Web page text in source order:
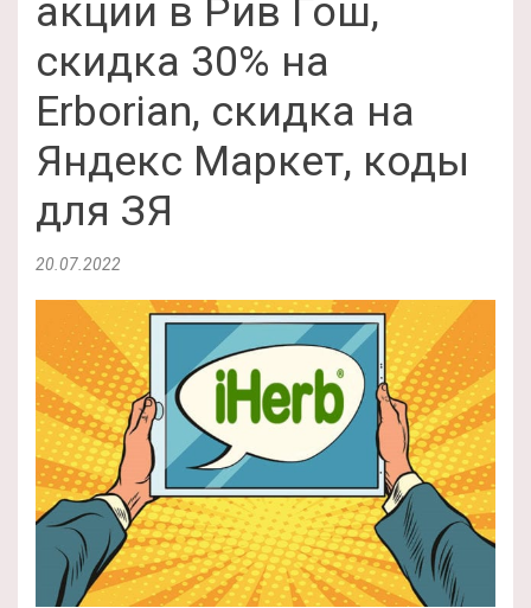
акции в Рив Гош,
скидка 30% на
Erborian, скидка на
Яндекс Маркет, коды
для ЗЯ
20.07.2022